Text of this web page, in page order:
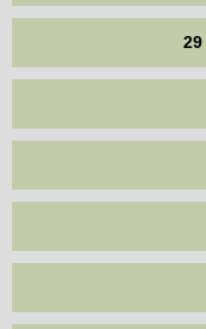
29